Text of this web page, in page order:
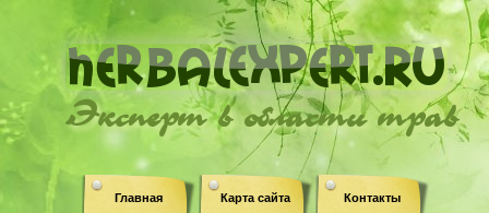
Эксперт в области трав
Главная Карта сайта Контакты